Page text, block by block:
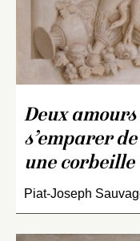
Deux
s’emparer
une corbeille
Piat-Joseph